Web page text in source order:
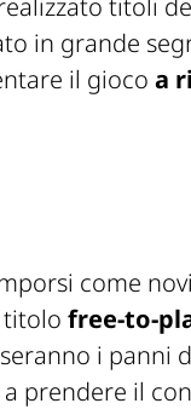
titoli
in grande
il gioco a
come
titolo free-to-
i panni
prendere il